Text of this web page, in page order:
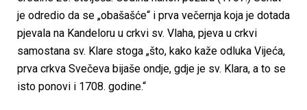
je odredio da se „obašašće“ i prva večernja koja je dotada
pjevala na Kandeloru u crkvi sv. Vlaha, pjeva u crkvi
samostana sv. Klare stoga „što, kako kaže odluka Vijeća,
prva crkva Svečeva bijaše ondje, gdje je sv. Klara, a to se
isto ponovi i 1708. godine.“